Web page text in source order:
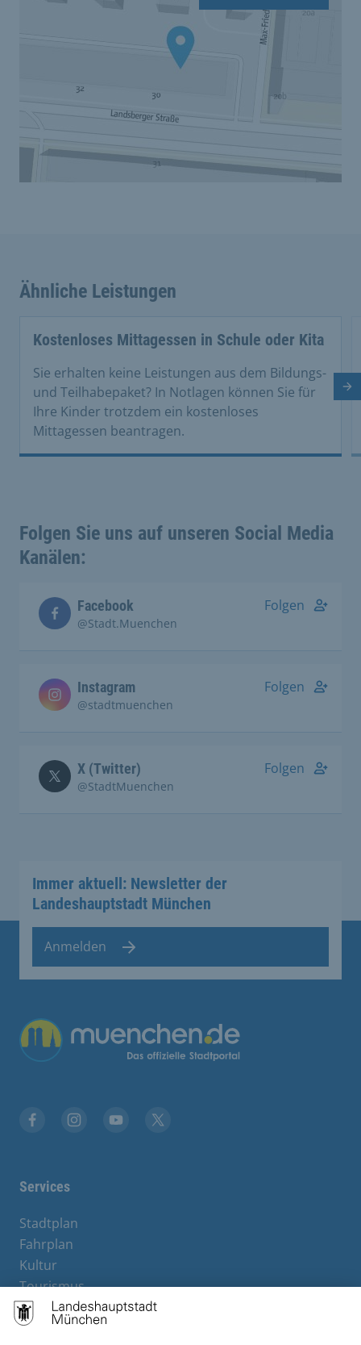
Ähnliche Leistungen
Kostenloses Mittagessen in Schule oder Kita
Sie erhalten keine Leistungen aus dem Bildungs-
und Teilhabepaket? In Notlagen können Sie für
Ihre Kinder trotzdem ein kostenloses
Mittagessen beantragen.
Folgen Sie uns auf unseren Social Media
Kanälen:
Facebook
@Stadt.Muenchen
Folgen
Instagram
@stadtmuenchen
Folgen
X (Twitter)
@StadtMuenchen
Folgen
Immer aktuell: Newsletter der
Landeshauptstadt München
Anmelden
Übergreifende Links
Services
Stadtplan
Fahrplan
Kultur
Tourismus
M-Strom
Bürgerservice